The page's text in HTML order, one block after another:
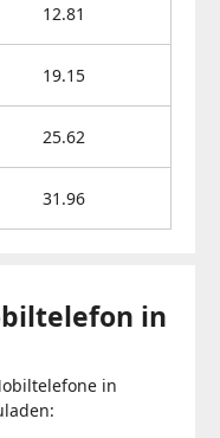
12.81
19.15
25.62
31.96
in
in